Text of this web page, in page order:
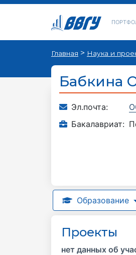
Главная > Наука и
Бабкина
Эл.почта:
Бакалавриат:
Образование
Проекты
нет данных об